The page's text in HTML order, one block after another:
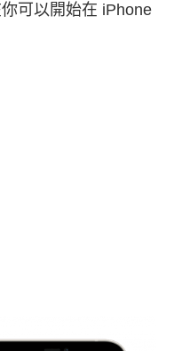
可以開始在 iPhone